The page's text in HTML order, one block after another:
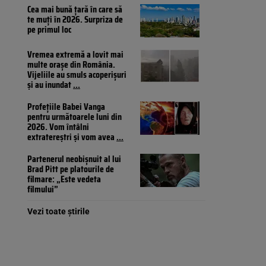
Cea mai bună țară în care să
te muți în 2026. Surpriza de
pe primul loc
Vremea extremă a lovit mai
multe orașe din România.
Vijeliile au smuls acoperișuri
și au inundat...
Profețiile Babei Vanga
pentru următoarele luni din
2026. Vom întâlni
extratereștri și vom avea...
Partenerul neobișnuit al lui
Brad Pitt pe platourile de
filmare: „Este vedeta
filmului”
Vezi toate știrile